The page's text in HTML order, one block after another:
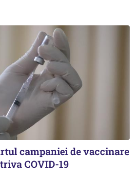
campaniei de vaccinare
COVID-19